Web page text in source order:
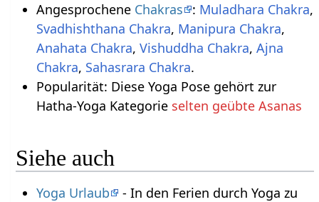
Angesprochene Chakras : Muladhara Chakra,
Svadhishthana Chakra, Manipura Chakra,
Anahata Chakra, Vishuddha Chakra, Ajna
Chakra, Sahasrara Chakra.
Popularität: Diese Yoga Pose gehört zur
Hatha-Yoga Kategorie selten geübte Asanas
Siehe auch
Yoga Urlaub
- In den Ferien durch Yoga zu